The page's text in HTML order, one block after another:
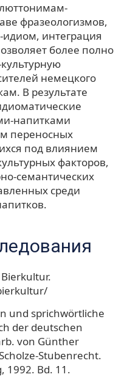
фразеологизмов,
идиом, интеграция
более полно
немецкого
В результате
напитками
переносных
под влиянием
факторов,
семантических
среди
und sprichwörtliche
der deutschen
von Günther
Stubenrecht.
1992. Bd. 11.